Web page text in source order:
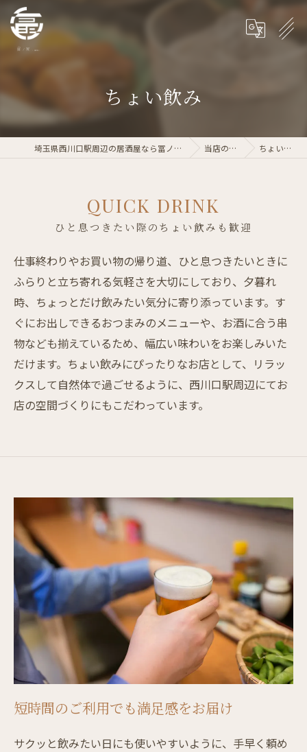
ちょい飲み
埼玉県西川口駅周辺の居酒屋なら冨ノ家-tomika- 当店の特徴 ちょい飲み
ひと息つきたい際のちょい飲みも歓迎
QUICK DRINK
仕事終わりやお買い物の帰り道、ひと息つきたいときに
ふらりと立ち寄れる気軽さを大切にしており、夕暮れ
時、ちょっとだけ飲みたい気分に寄り添っています。す
ぐにお出しできるおつまみのメニューや、お酒に合う串
物なども揃えているため、幅広い味わいをお楽しみいた
だけます。ちょい飲みにぴったりなお店として、リラッ
クスして自然体で過ごせるように、西川口駅周辺にてお
店の空間づくりにもこだわっています。
短時間のご利用でも満足感をお届け
サクッと飲みたい日にも使いやすいように、手早く頼め